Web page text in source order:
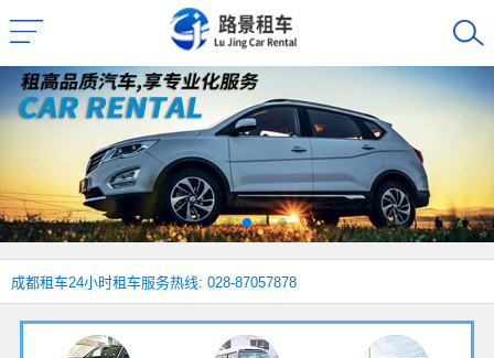
成都租车24小时租车服务热线: 028-87057878